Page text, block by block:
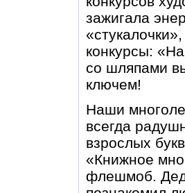
зажигала
конкурсы:
со шляпами
ключем!
Наши
всегда
взрослых
«Книжное
флешмоб.